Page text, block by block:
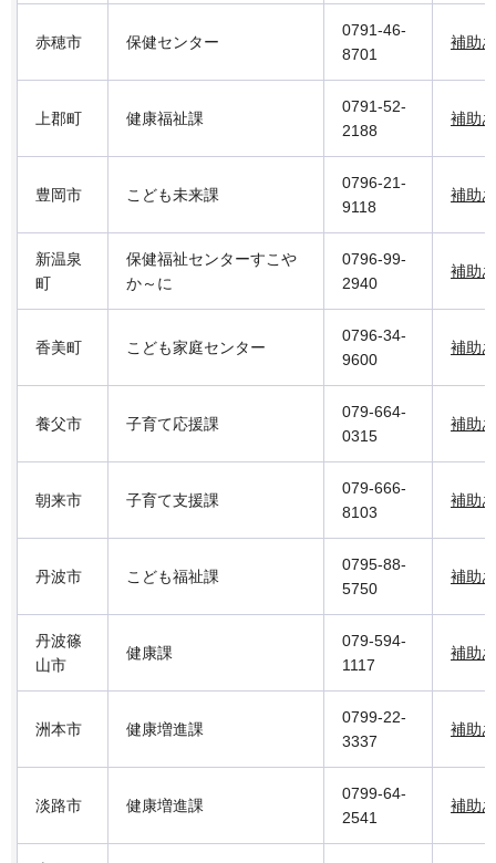
赤穂市 保健センター
0791-46-
8701
補助
上郡町 健康福祉課
0791-52-
2188
補助
豊岡市 こども未来課
0796-21-
9118
補助
新温泉
町
保健福祉センターすこや
か～に
0796-99-
2940
補助
香美町 こども家庭センター
0796-34-
9600
補助
養父市 子育て応援課
079-664-
0315
補助
朝来市 子育て支援課
079-666-
8103
補助
丹波市 こども福祉課
0795-88-
5750
補助
丹波篠
山市
健康課
079-594-
1117
補助
洲本市 健康増進課
0799-22-
3337
補助
淡路市 健康増進課
0799-64-
2541
補助